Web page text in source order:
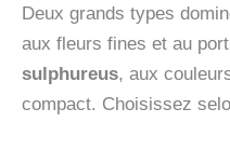
Deux grands types
aux fleurs fines et au
sulphureus, aux
compact. Choisissez